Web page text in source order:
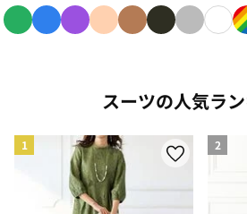
スーツの人気ラ
1 2